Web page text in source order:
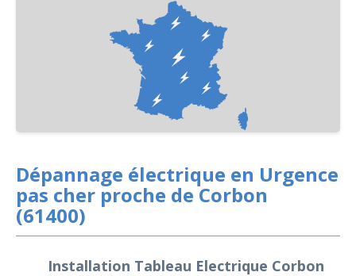
Dépannage électrique en Urgence
pas cher proche de Corbon
(61400)
Installation Tableau Electrique Corbon